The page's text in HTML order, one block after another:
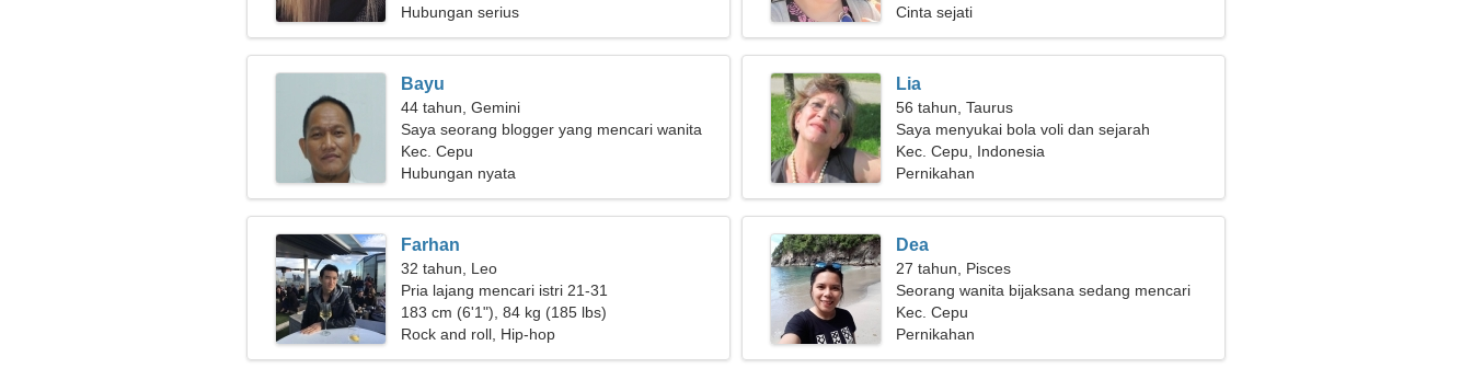
Hubungan serius
Cinta sejati
Bayu
44 tahun, Gemini
Saya seorang blogger yang mencari wanita
yang baik hati
Kec. Cepu
Hubungan nyata
Lia
56 tahun, Taurus
Saya menyukai bola voli dan sejarah
Kec. Cepu, Indonesia
Pernikahan
Farhan
32 tahun, Leo
Pria lajang mencari istri 21-31
183 cm (6'1"), 84 kg (185 lbs)
Rock and roll, Hip-hop
Dea
27 tahun, Pisces
Seorang wanita bijaksana sedang mencari
hubungan yang serius
Kec. Cepu
Pernikahan